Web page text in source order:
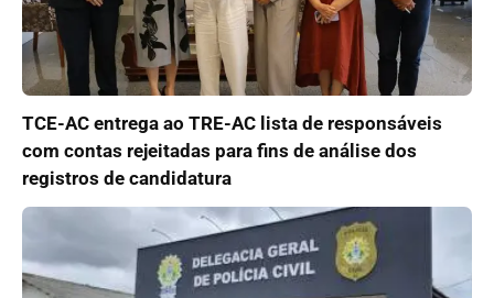
TCE-AC entrega ao TRE-AC lista de responsáveis
com contas rejeitadas para fins de análise dos
registros de candidatura